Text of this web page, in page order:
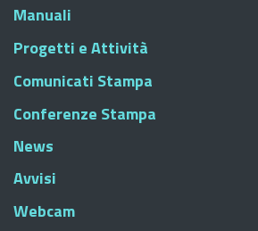
Manuali
Progetti e Attività
Comunicati Stampa
Conferenze Stampa
News
Avvisi
Webcam